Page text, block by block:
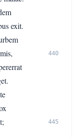
exit.
440
445